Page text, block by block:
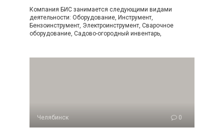
Компания БИС занимается следующими видами
деятельности: Оборудование, Инструмент,
Бензоинструмент, Электроинструмент, Сварочное
оборудование, Садово-огородный инвентарь,
Челябинск 0